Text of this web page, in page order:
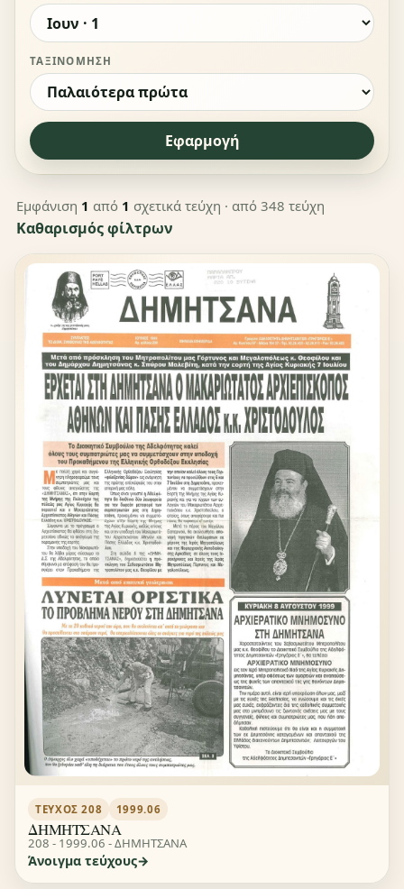
ΤΑΞΙΝΌΜΗΣΗ
Εφαρμογή
Εμφάνιση 1 από 1 σχετικά τεύχη · από 348 τεύχη
Καθαρισμός φίλτρων
ΤΕΎΧΟΣ 208 1999.06
ΔΗΜΗΤΣΑΝΑ
208 - 1999.06 - ΔΗΜΗΤΣΑΝΑ
Άνοιγμα τεύχους